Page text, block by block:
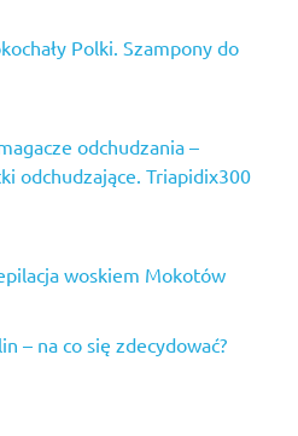
Polki. Szampony do
odchudzania –
odchudzające. Triapidix300
woskiem Mokotów
– na co się zdecydować?